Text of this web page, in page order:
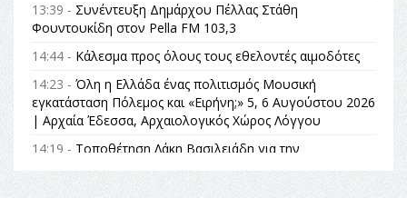
13:39 - Συνέντευξη Δημάρχου Πέλλας Στάθη
Φουντουκίδη στον Pella FM 103,3
14:44 - Κάλεσμα προς όλους τους εθελοντές αιμοδότες
14:23 - Όλη η Ελλάδα ένας πολιτισμός Μουσική
εγκατάσταση Πόλεμος και «Ειρήνη;» 5, 6 Αυγούστου 2026
| Αρχαία Έδεσσα, Αρχαιολογικός Χώρος Λόγγου
14:19 - Τοποθέτηση Λάκη Βασιλειάδη για την
Αναθεώρηση του Συντάγματος: «Σε τέτοιες κορυφαίες
θεσμικές διαδικασίες υπάρχει μόνο η ευθύνη απέναντι